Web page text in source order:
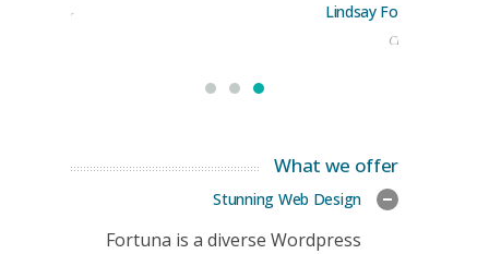
Lindsay Ford
CEO
Manager
What we offer
Stunning Web Design
Fortuna is a diverse Wordpress